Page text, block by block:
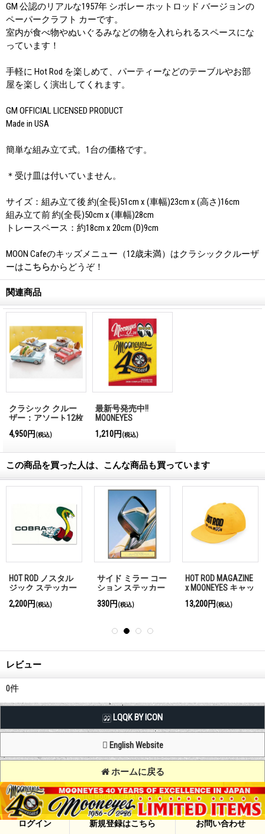
ログイン 新規登録はこちら お問い合わせ
GM 公認のリアルな1957年 シボレー ホットロッド バージョンの
ペーパークラフト カーです。
室内が食べ物やぬいぐるみなどの物を入れられるスペースにな
っています！
手軽に Hot Rod を楽しめて、パーティーなどのテーブルやお部
屋を楽しく演出してくれます。
GM OFFICIAL LICENSED PRODUCT
Made in USA
簡単な組み立て式。1台の価格です。
＊受け皿は付いていません。
サイズ：組み立て後 約(全長)51cm x (車幅)23cm x (高さ)16cm
組み立て前 約(全長)50cm x (車幅)28cm
トレースペース：約18cm x 20cm (D)9cm
MOON Cafeのキッズメニュー（12歳未満）はクラシッククルーザ
ーはこちらからどうぞ！
関連商品
クラシック クルー
ザー：アソート12枚
4,950円 (税込)
最新号発売中!!
MQQNEYES
Magazine No.28 2026
1,210円 (税込)
この商品を買った人は、こんな商品も買っています
HOT ROD ノスタル
ジック ステッカー
デカール
2,200円 (税込)
サイド ミラー コー
ション ステッカー
330円 (税込)
HOT ROD MAGAZINE
x MOONEYES キャッ
13,200円 (税込)
レビュー
0件
LQQK BY ICON
English Website
ホームに戻る
Copyright (C) MOON OF JAPAN, INC. All Rights Reserved.